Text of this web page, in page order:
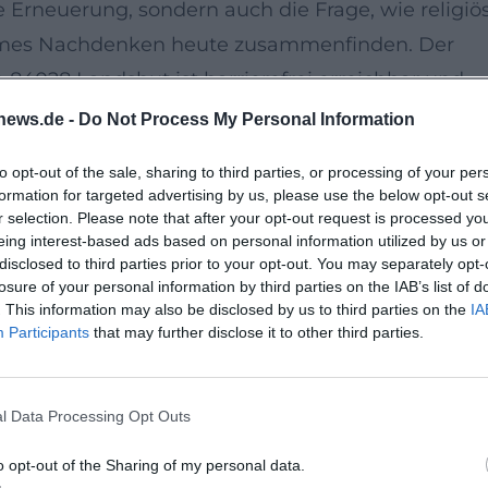
- Do Not Process My Personal Information
opt-out of the sale, sharing to third parties, or processing of your
for targeted advertising by us, please use the below opt-out
selection. Please note that after your opt-out request is processed
interest-based ads based on personal information utilized by us
to third parties prior to your opt-out. You may separately
of your personal information by third parties on the IAB’s list of
This information may also be disclosed by us to third parties on the
Participants that may further disclose it to other third parties.
Data Processing Opt Outs
opt-out of the Sharing of my personal data.
sondern auch die Frage, wie
Nachdenken heute zusammenfinden. Der
84028 Landshut ist barrierefrei erreichbar und
landshut.de/node/470))
ruhige und zugleich lebendige geistliche
am neuen Bildungsstandort
Gemeindeleben und einen respektvollen Blick
offizielle Veranstaltungshinweis nennt den
t19.keb-muenchen.de](https://landshut-
veranstaltungen?